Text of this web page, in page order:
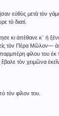
εὐθὺς μετὰ τὸν
τὸ διατί.
κι ἀπέθανε κ᾿ ἡ
τὸν Πέρα Μῶλον―
φίλου του ἐκ
τὸν χειμῶνα
τὸν φίλον του.